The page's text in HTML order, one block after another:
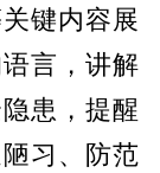
键内容展
言，讲解
患，提醒
习、防范